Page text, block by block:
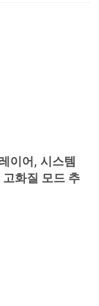
이어, 시스템
화질 모드 추